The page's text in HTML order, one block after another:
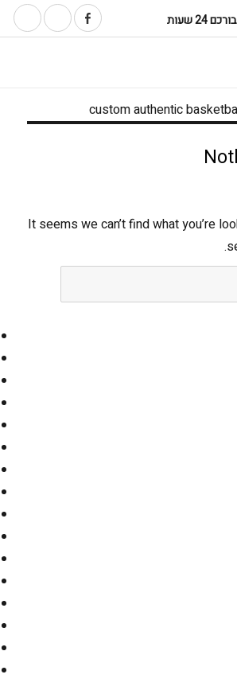
24 שעות
custom authentic
It seems we can’t find what you’re